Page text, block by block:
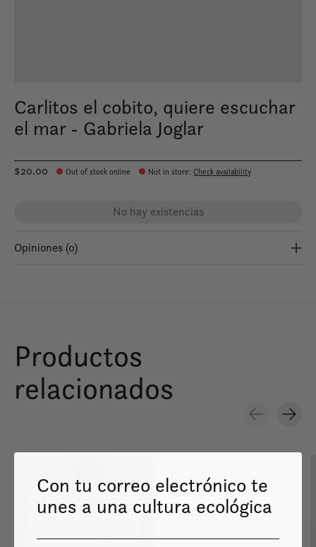
Carlitos el cobito, quiere escuchar
el mar - Gabriela Joglar
$20.00 Out of stock online Not in store:Check availability
No hay existencias
Opiniones (0)
Productos
relacionados
Image coming
Con tu correo electrónico te
unes a una cultura ecológica